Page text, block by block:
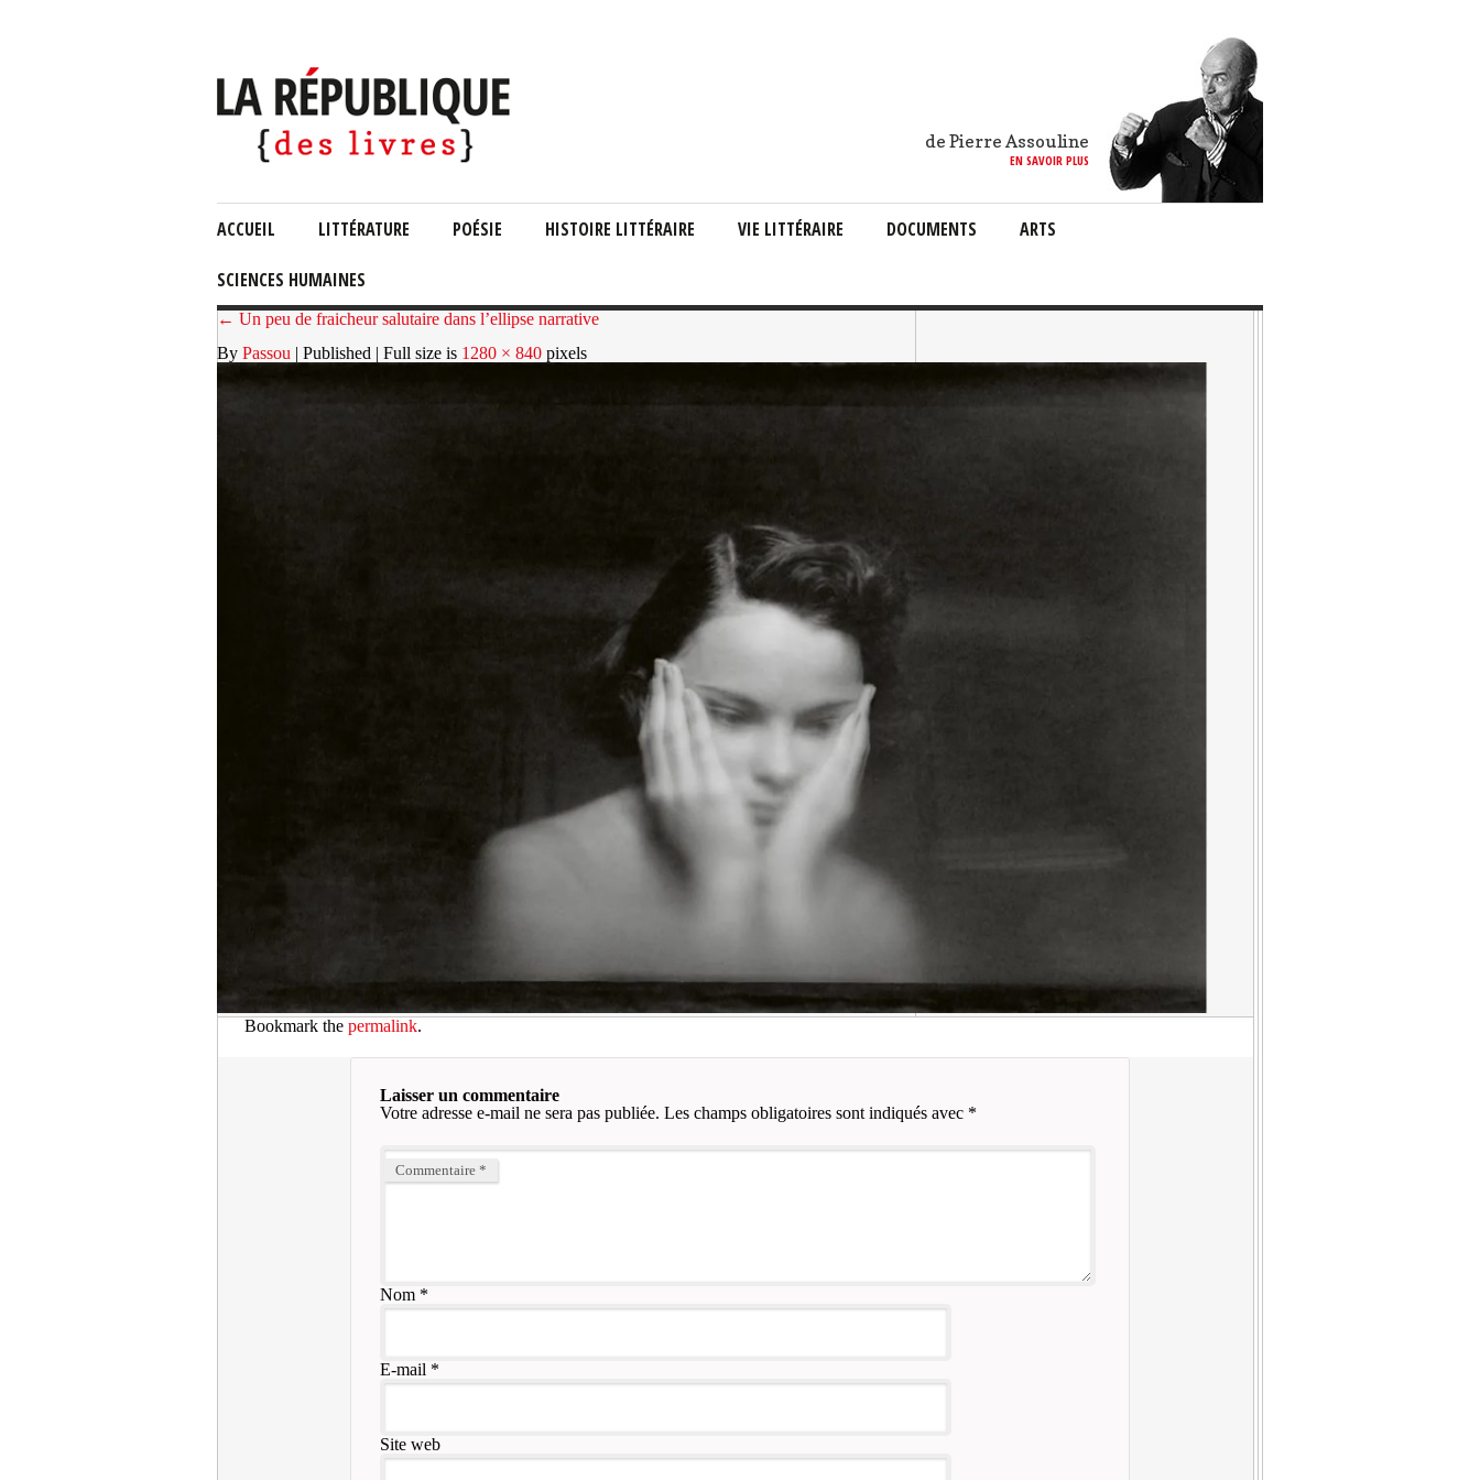
de Pierre Assouline
EN SAVOIR PLUS
ACCUEIL LITTÉRATURE POÉSIE HISTOIRE LITTÉRAIRE VIE LITTÉRAIRE DOCUMENTS ARTS
SCIENCES HUMAINES
← Un peu de fraicheur salutaire dans l’ellipse narrative
By Passou | Published | Full size is 1280 × 840 pixels
Bookmark the permalink.
Laisser un commentaire
Votre adresse e-mail ne sera pas publiée. Les champs obligatoires sont indiqués avec *
Commentaire *
Nom*
E-mail *
Site web